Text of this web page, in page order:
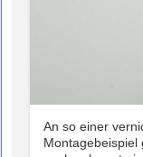
An so einer
Montagebeispiel